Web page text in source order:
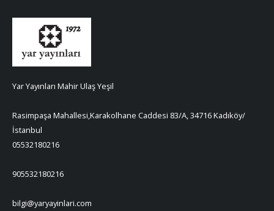
Yar Yayınları Mahir Ulaş Yeşil
Rasimpaşa Mahallesi,Karakolhane Caddesi 83/A, 34716 Kadıköy/
İstanbul
05532180216
905532180216
bilgi@yaryayinlari.com